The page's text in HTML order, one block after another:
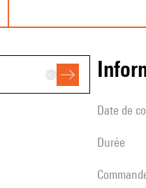
date de
durée